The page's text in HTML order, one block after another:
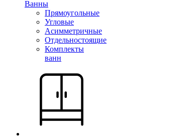
Ванны
Прямоугольные
Угловые
Асимметричные
Отдельностоящие
Комплекты
ванн